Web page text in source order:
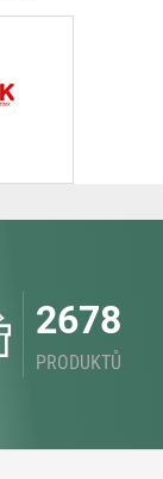
2678
PRODUKTŮ